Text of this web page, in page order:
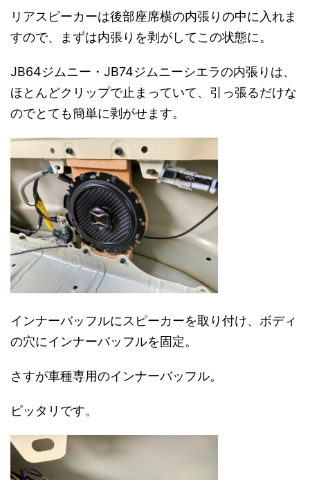
リアスピーカーは後部座席横の内張りの中に入れま
すので、まずは内張りを剥がしてこの状態に。
JB64ジムニー・JB74ジムニーシエラの内張りは、
ほとんどクリップで止まっていて、引っ張るだけな
のでとても簡単に剥がせます。
インナーバッフルにスピーカーを取り付け、ボディ
の穴にインナーバッフルを固定。
さすが車種専用のインナーバッフル。
ピッタリです。